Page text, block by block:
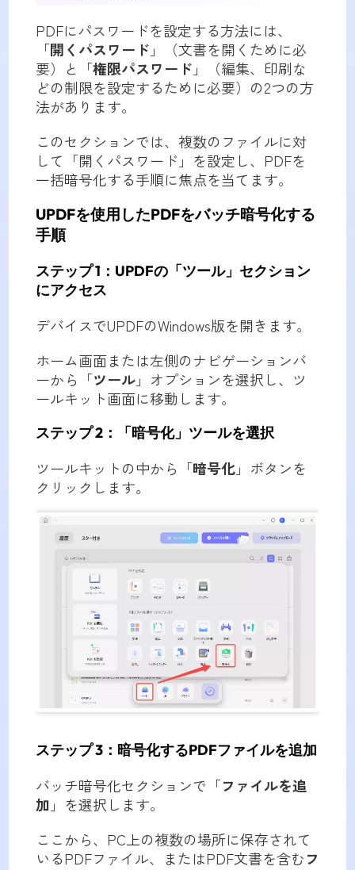
PDFにパスワードを設定する方法には、
「開くパスワード 」（文書を開くために必
要）と「権限パスワード 」（編集、印刷な
どの制限を設定するために必要）の2つの方
法があります。
このセクションでは、複数のファイルに対
して「開くパスワード」を設定し、PDFを
一括暗号化する手順に焦点を当てます。
UPDFを使用したPDFをバッチ暗号化する
手順
ステップ 1 ： UPDFの「ツール」セクション
にアクセス
デバイスでUPDFのWindows版を開きます。
ホーム画面または左側のナビゲーションバ
ーから「ツール」オプションを選択し、ツ
ールキット画面に移動します。
ステップ 2：「暗号化」ツールを選択
ツールキットの中から「暗号化」ボタンを
クリックします。
ステップ 3：暗号化するPDFファイルを追加
バッチ暗号化セクションで「ファイルを追
加 」を選択します。
ここから、PC上の複数の場所に保存されて
いるPDFファイル、またはPDF文書を含むフ